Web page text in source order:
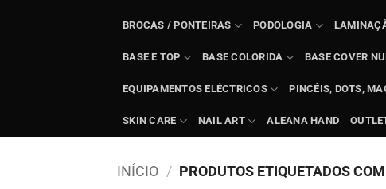
BROCAS / PONTEIRAS PODOLOGIA
BASE E TOP BASE COLORIDA BASE COVER
EQUIPAMENTOS ELÉCTRICOS PINCÉIS, DOTS,
SKIN CARE NAIL ART ALEANA HAND
INÍCIO / PRODUTOS ETIQUETADOS